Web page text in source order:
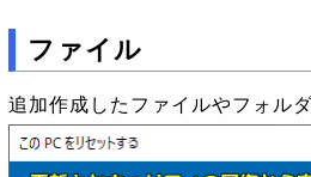
ファイル
追加作成したファイルやフォル